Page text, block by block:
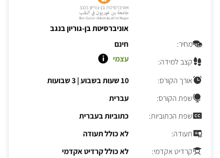
אוניברסיטת בן-גוריון בנגב
מחיר:
חינם
קצב למידה:
עצמי
אורך הקורס: 10 שעות בשבוע |3 שבועות
שפת הקורס:
עברית
שפת הכתוביות:
כתוביות בעברית
תעודה:
לא כולל תעודה
קרדיט אקדמי:
לא כולל קרדיט אקדמי